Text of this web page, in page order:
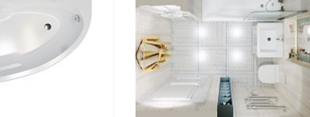
Сравнение
Под заказ
Купить в 1 клик Сравнение
В избранное Под заказ